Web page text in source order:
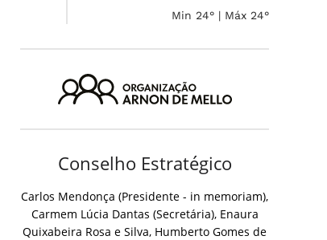
Min 24° | Máx 24°
Conselho Estratégico
Carlos Mendonça (Presidente - in memoriam),
Carmem Lúcia Dantas (Secretária), Enaura
Quixabeira Rosa e Silva, Humberto Gomes de